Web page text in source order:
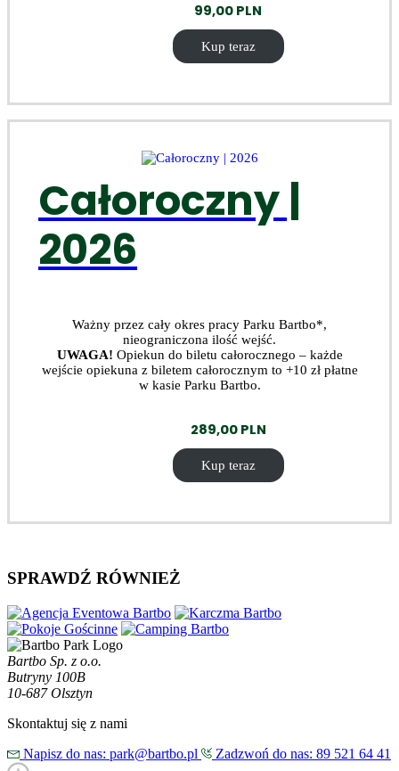
99,00 PLN
Kup teraz
Całoroczny |
2026
Ważny przez cały okres pracy Parku Bartbo*,
nieograniczona ilość wejść.
UWAGA! Opiekun do biletu całorocznego – każde
wejście opiekuna z biletem całorocznym to +10 zł płatne
w kasie Parku Bartbo.
289,00 PLN
Kup teraz
SPRAWDŹ RÓWNIEŻ
Bartbo Sp. z o.o.
Butryny 100B
10-687 Olsztyn
Skontaktuj się z nami
Napisz do nas: park@bartbo.pl
Zadzwoń do nas: 89 521 64 41